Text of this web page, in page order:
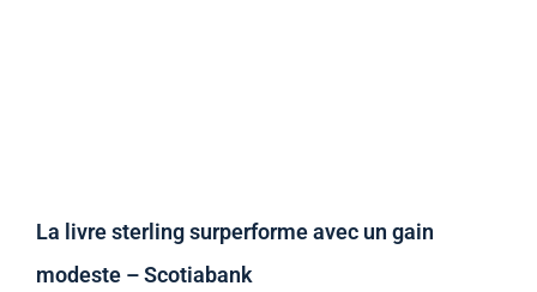
La livre sterling surperforme avec un gain
modeste – Scotiabank